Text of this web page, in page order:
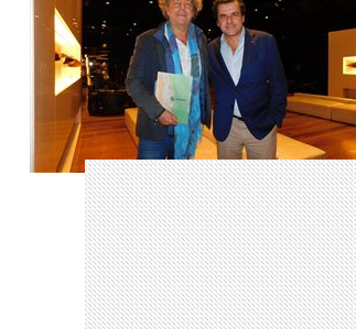
Aventora Baía Formosa Resort terá 70
quartos, 28 villas branded residences e
será inaugurado em 2029